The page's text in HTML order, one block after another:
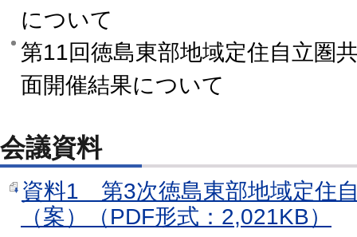
について
第11回徳島東部地域定住自立圏
面開催結果について
会議資料
資料1 第3次徳島東部地域定住
（案）（PDF形式：2,021KB）